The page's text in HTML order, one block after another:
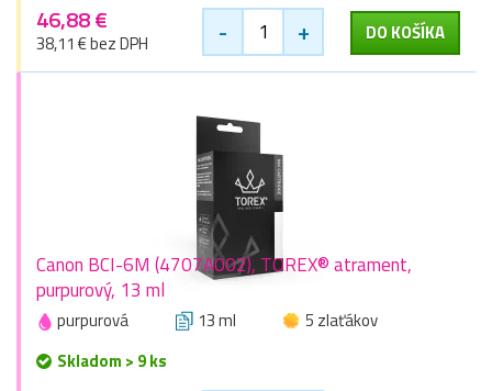
46,88 €
38,11 € bez DPH - + DO KOŠÍKA
Canon BCI-6M (4707A002), TOREX® atrament,
purpurový, 13 ml
purpurová 13 ml
5 zlaťákov
Skladom > 9 ks